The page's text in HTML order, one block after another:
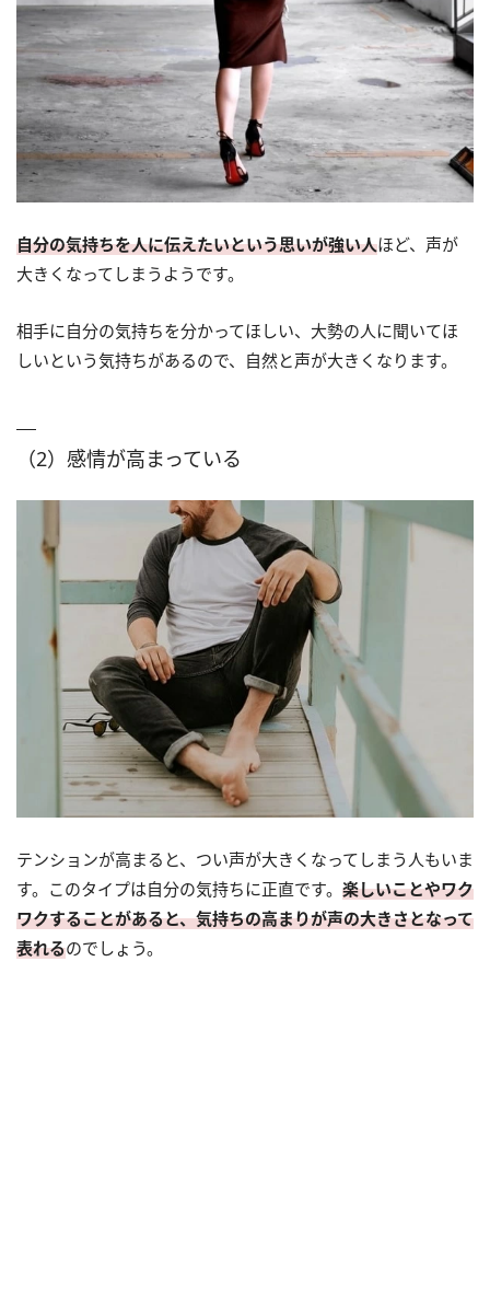
自分の気持ちを人に伝えたいという思いが強い人ほど、声が
大きくなってしまうようです。
相手に自分の気持ちを分かってほしい、大勢の人に聞いてほ
しいという気持ちがあるので、自然と声が大きくなります。
（2）感情が高まっている
テンションが高まると、つい声が大きくなってしまう人もいま
す。このタイプは自分の気持ちに正直です。 楽しいことやワク
ワクすることがあると、気持ちの高まりが声の大きさとなって
表れるのでしょう。